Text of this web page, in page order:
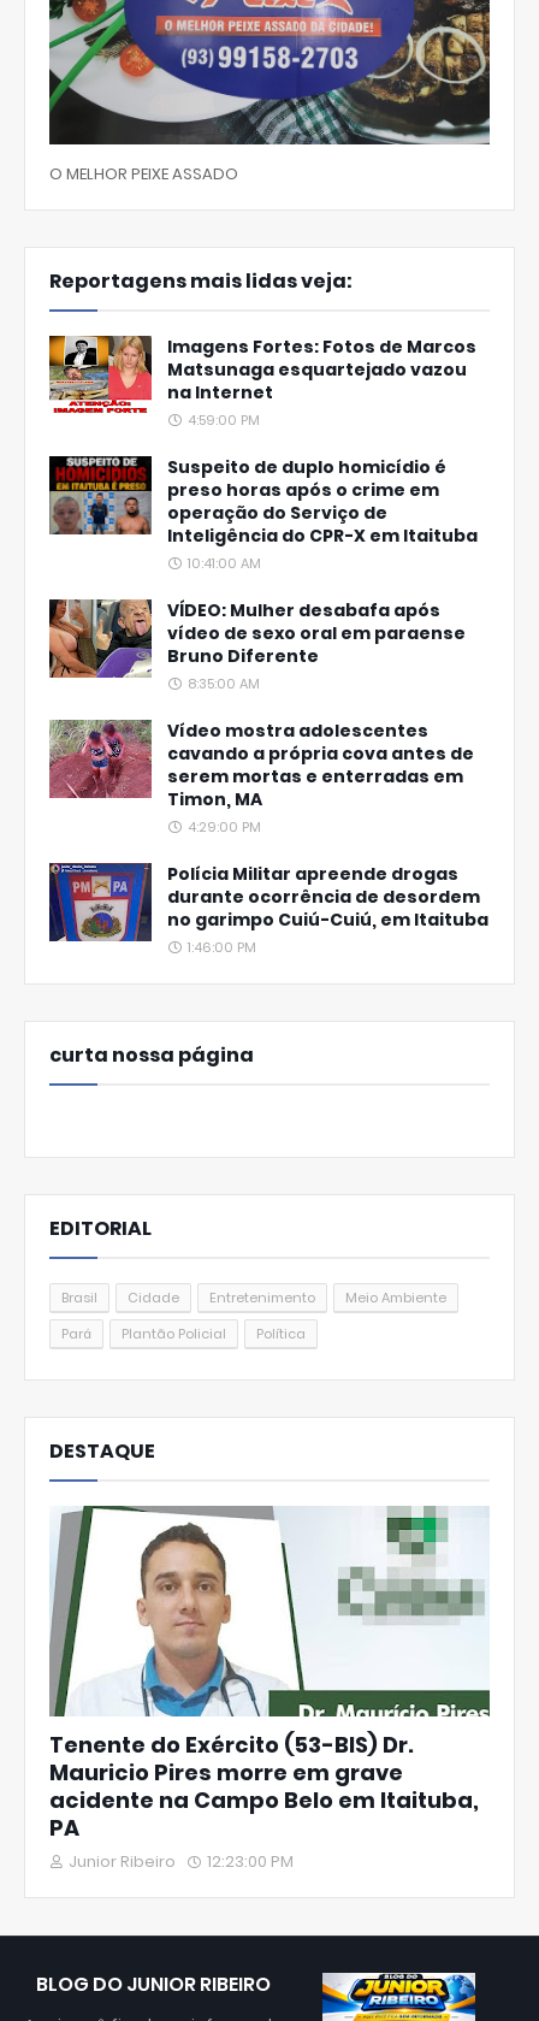
O MELHOR PEIXE ASSADO
Reportagens mais lidas veja:
Imagens Fortes: Fotos de Marcos
Matsunaga esquartejado vazou
na Internet
4:59:00 PM
Suspeito de duplo homicídio é
preso horas após o crime em
operação do Serviço de
Inteligência do CPR-X em Itaituba
10:41:00 AM
VÍDEO: Mulher desabafa após
vídeo de sexo oral em paraense
Bruno Diferente
8:35:00 AM
Vídeo mostra adolescentes
cavando a própria cova antes de
serem mortas e enterradas em
Timon, MA
4:29:00 PM
Polícia Militar apreende drogas
durante ocorrência de desordem
no garimpo Cuiú-Cuiú, em Itaituba
1:46:00 PM
curta nossa página
EDITORIAL
Brasil Cidade Entretenimento
Meio Ambiente
Pará
Plantão Policial Política
DESTAQUE
Tenente do Exército (53-BIS) Dr.
Mauricio Pires morre em grave
acidente na Campo Belo em Itaituba,
PA
Junior Ribeiro 12:23:00 PM
BLOG DO JUNIOR RIBEIRO